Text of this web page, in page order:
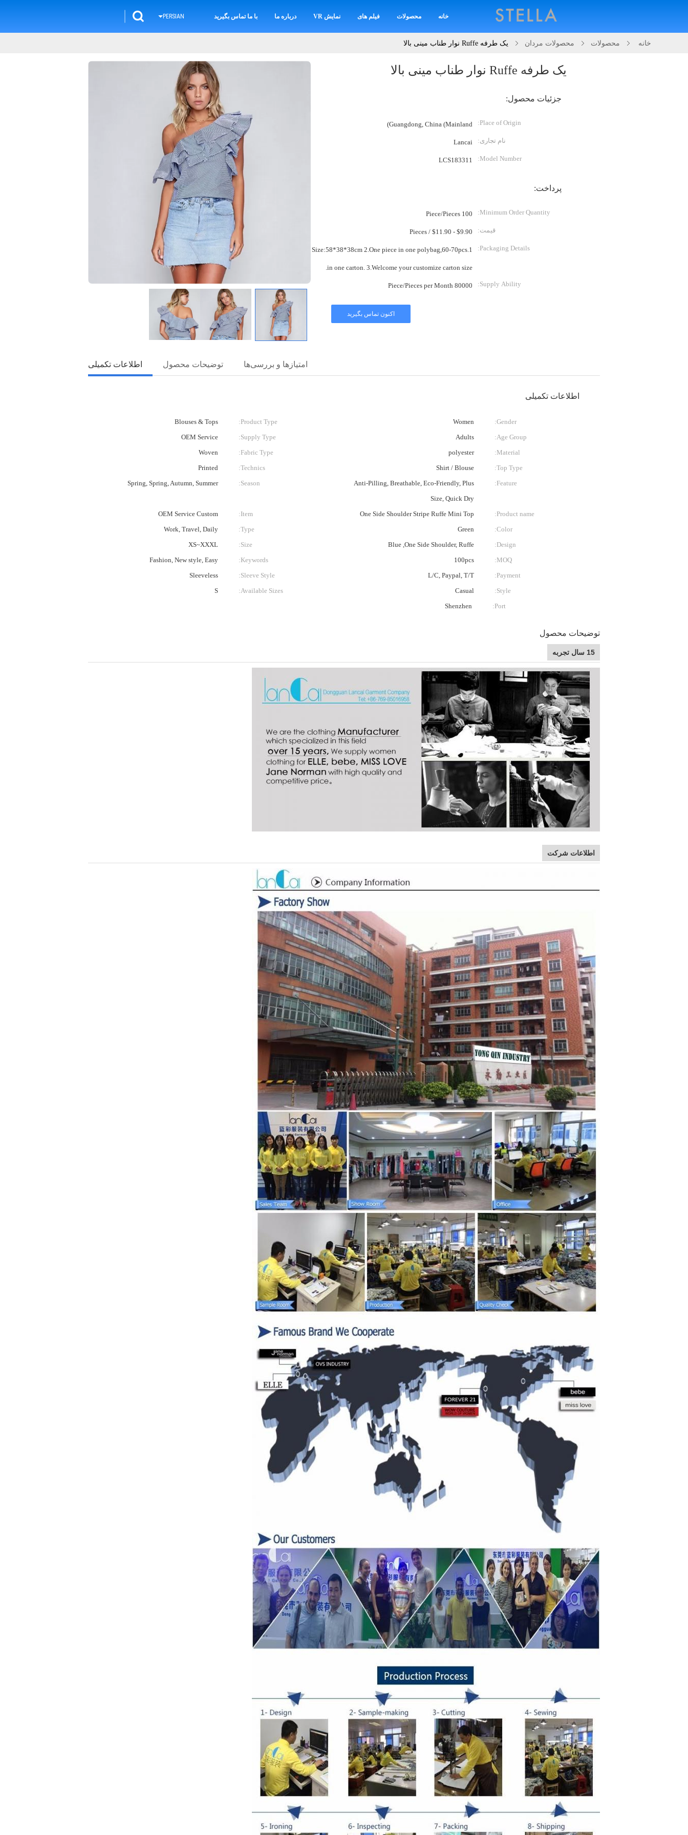
خانه محصولات فیلم های نمایش VR درباره ما با ما تماس بگیرید PERSIAN
خانه محصولات محصولات مردان یک طرفه Ruffe نوار طناب مینی بالا
یک طرفه Ruffe نوار طناب مینی بالا
جزئیات محصول:
Place of Origin:
Guangdong, China (Mainland)
نام تجاری: Lancai
Model Number:
LCS183311
پرداخت:
Minimum Order Quantity:
100 Piece/Pieces
قیمت: $9.90 - $11.90 / Pieces
Packaging Details:
1.Box Size:58*38*38cm 2.One piece in one polybag,60-70pcs
in one carton. 3.Welcome your customize carton size.
Supply Ability:
80000 Piece/Pieces per Month
اکنون تماس بگیرید
اطلاعات تکمیلی توضیحات محصول امتیازها و بررسی‌ها
اطلاعات تکمیلی
Gender:
Women
Product Type:
Blouses & Tops
Age Group:
Adults
Supply Type:
OEM Service
Material:
polyester
Fabric Type:
Woven
Top Type:
Shirt / Blouse
Technics:
Printed
Feature:
Anti-Pilling, Breathable, Eco-Friendly, Plus
Size, Quick Dry
Season:
Spring, Spring, Autumn, Summer
Product name:
One Side Shoulder Stripe Ruffe Mini Top
Item:
OEM Service Custom
Color:
Green
Type:
Work, Travel, Daily
Design:
Blue ,One Side Shoulder, Ruffe
Size:
XS~XXXL
MOQ:
100pcs
Keywords:
Fashion, New style, Easy
Payment:
L/C, Paypal, T/T
Sleeve Style:
Sleeveless
Style:
Casual
Available Sizes:
S
Port:
Shenzhen
توضیحات محصول
15 سال تجربه
اطلاعات شرکت